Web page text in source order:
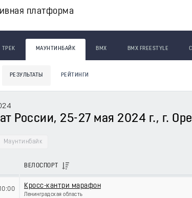
платформа
ТРЕК МАУНТИНБАЙК BMX BMX FREESTYLE
РЕЗУЛЬТАТЫ РЕЙТИНГИ
России, 25-27 мая 2024 г., г.
Маунтинбайк
ВЕЛОСПОРТ
Кросс-кантри марафон
Ленинградская область